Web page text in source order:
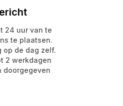
24 uur van te
te plaatsen.
op de dag zelf.
2 werkdagen
doorgegeven